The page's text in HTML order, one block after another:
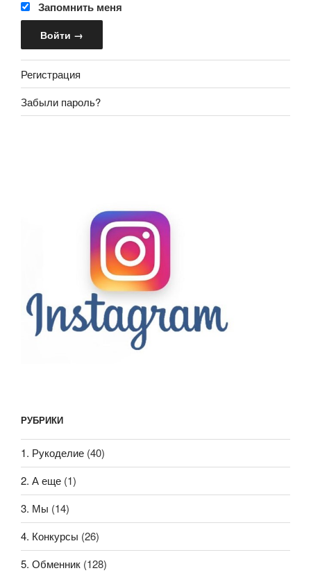
Запомнить меня
Регистрация
Забыли пароль?
РУБРИКИ
1. Рукоделие (40)
2. А еще (1)
3. Мы (14)
4. Конкурсы (26)
5. Обменник (128)